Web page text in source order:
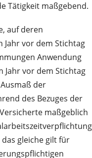
Tätigkeit maßgebend.
auf deren
Jahr vor dem Stichtag
Anwendung
Jahr vor dem Stichtag
der
des Bezuges der
maßgeblich
gleiche gilt für